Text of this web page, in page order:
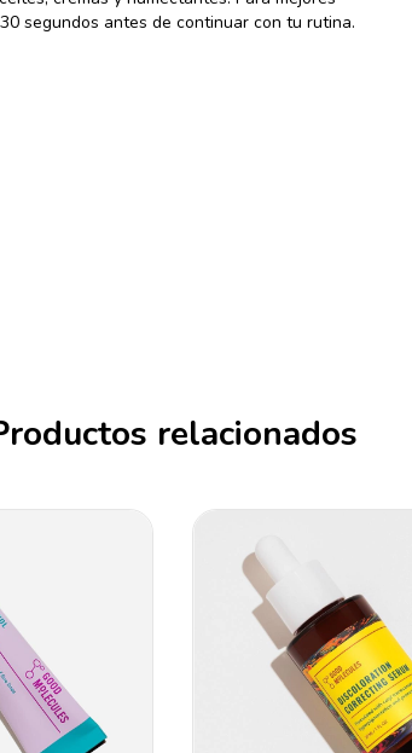
segundos antes de continuar con tu rutina.
relacionados